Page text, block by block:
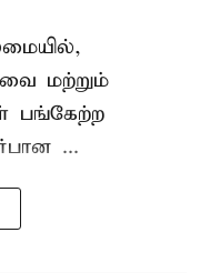
மற்றும்
பங்கேற்ற
...